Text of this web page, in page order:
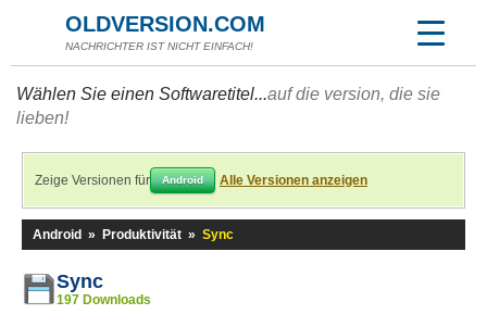
OLDVERSION.COM
NACHRICHTER IST NICHT EINFACH!
Wählen Sie einen Softwaretitel...auf die version, die sie
lieben!
Zeige Versionen für Android Alle Versionen anzeigen
Android » Produktivität » Sync
Sync
197 Downloads